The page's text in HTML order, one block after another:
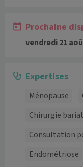
Prochaine
vendredi 21
Expertises
Ménopause
Chirurgie
Consultation
Endométriose